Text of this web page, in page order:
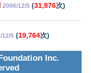
2006/12/5 (31,876次)
12/5 (19,764次)
Inc.